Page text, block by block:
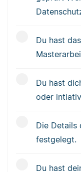
Du hast
Du hast
oder
Die Details
festgelegt.
Du hast